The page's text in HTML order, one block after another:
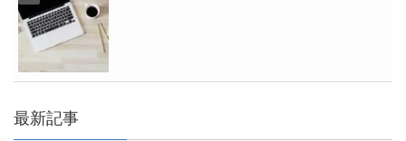
最新記事